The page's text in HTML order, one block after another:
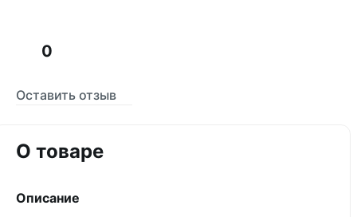
0
Оставить отзыв
О товаре
Описание